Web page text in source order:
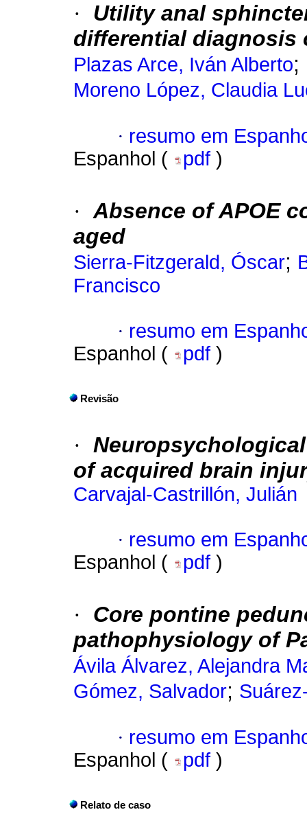
·
Utility anal
differential diagnosis
Plazas Arce, Iván Alberto;
Moreno López, Claudia
· resumo em
Espanhol (
pdf )
· Absence of APOE
aged
Sierra-Fitzgerald, Óscar;
Francisco
· resumo em
Espanhol (
pdf )
Revisão
·
of acquired brain
Carvajal-Castrillón, Julián
· resumo em
Espanhol (
pdf )
·
Core pontine
pathophysiology of
Ávila Álvarez, Alejandra
Gómez, Salvador;
· resumo em
Espanhol (
pdf )
Relato de caso